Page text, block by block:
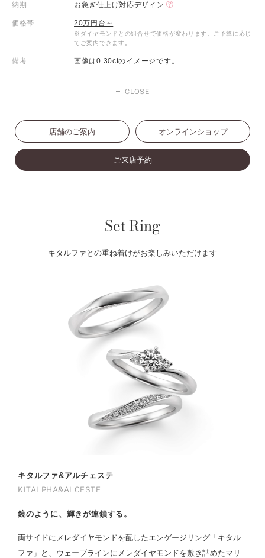
納期 お急ぎ仕上げ対応デザイン
価格帯 20万円台～
※ダイヤモンドとの組合せで価格が変わります。ご予算に応じ
てご案内できます。
備考 画像は0.30ctのイメージです。
CLOSE
店舗のご案内 オンラインショップ
ご来店予約
Set Ring
キタルファとの重ね着けがお楽しみいただけます
キタルファ&アルチェステ
KITALPHA&ALCESTE
鏡のように、輝きが連鎖する。
両サイドにメレダイヤモンドを配したエンゲージリング「キタル
ファ」と、ウェーブラインにメレダイヤモンドを敷き詰めたマリ